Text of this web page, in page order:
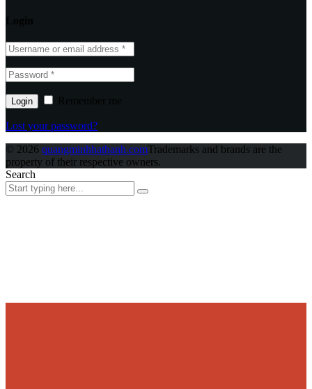
Lost your password?
© 2026 quangminhhathanh.comTrademarks and brands are the
property of their respective owners.
Search